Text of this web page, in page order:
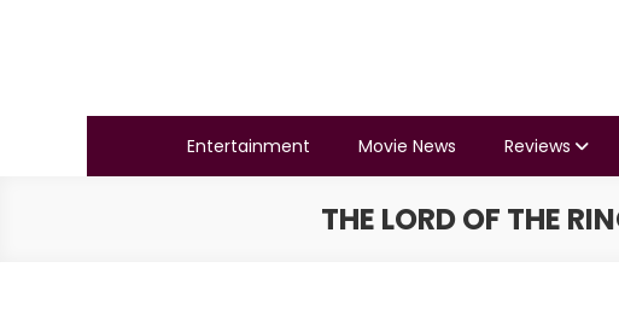
BSMAURYA
Entertainment
Movie News Reviews
THE LORD OF THE